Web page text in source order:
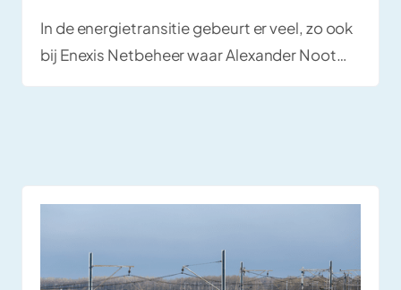
In de energietransitie gebeurt er veel, zo ook
bij Enexis Netbeheer waar Alexander Noot
momenteel werkzaam is als End-2-End test